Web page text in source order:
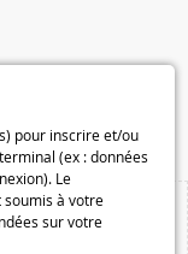
pour inscrire et/ou
(ex : données
Le
à votre
sur votre